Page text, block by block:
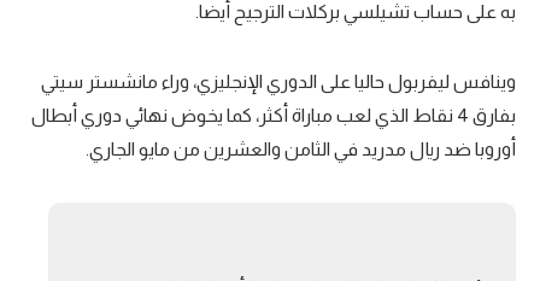
به على حساب تشيلسي بركلات الترجيح أيضا.
وينافس ليفربول حاليا على الدوري الإنجليزي، وراء مانشستر سيتي
بفارق 4 نقاط الذي لعب مباراة أكثر، كما يخوض نهائي دوري أبطال
أوروبا ضد ريال مدريد في الثامن والعشرين من مايو الجاري.